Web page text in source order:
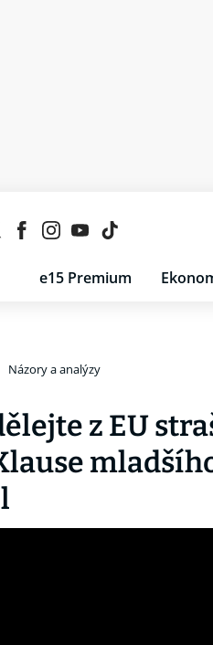
e15 Premium
Názory a analýzy
z EU